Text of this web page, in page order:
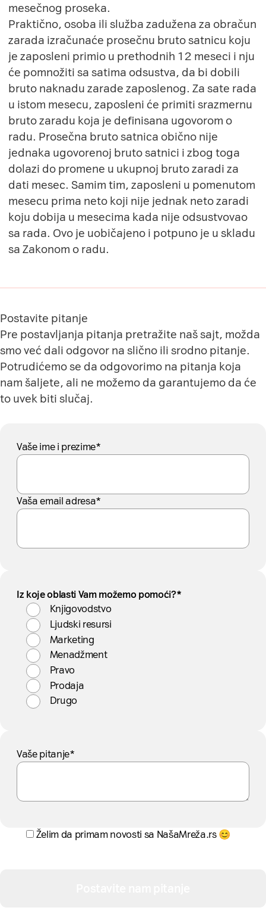
mesečnog proseka.
Praktično, osoba ili služba zadužena za obračun
zarada izračunaće prosečnu bruto satnicu koju
je zaposleni primio u prethodnih 12 meseci i nju
će pomnožiti sa satima odsustva, da bi dobili
bruto naknadu zarade zaposlenog. Za sate rada
u istom mesecu, zaposleni će primiti srazmernu
bruto zaradu koja je definisana ugovorom o
radu. Prosečna bruto satnica obično nije
jednaka ugovorenoj bruto satnici i zbog toga
dolazi do promene u ukupnoj bruto zaradi za
dati mesec. Samim tim, zaposleni u pomenutom
mesecu prima neto koji nije jednak neto zaradi
koju dobija u mesecima kada nije odsustvovao
sa rada. Ovo je uobičajeno i potpuno je u skladu
sa Zakonom o radu.
Postavite pitanje
Pre postavljanja pitanja pretražite naš sajt, možda
smo već dali odgovor na slično ili srodno pitanje.
Potrudićemo se da odgovorimo na pitanja koja
nam šaljete, ali ne možemo da garantujemo da će
to uvek biti slučaj.
Vaše ime i prezime*
Vaša email adresa*
Iz koje oblasti Vam možemo pomoći?*
Knjigovodstvo
Ljudski resursi
Marketing
Menadžment
Pravo
Prodaja
Drugo
Vaše pitanje*
Želim da primam novosti sa NašaMreža.rs 😊